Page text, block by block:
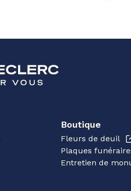
Boutique
Fleurs de deuil
Plaques
Entretien de